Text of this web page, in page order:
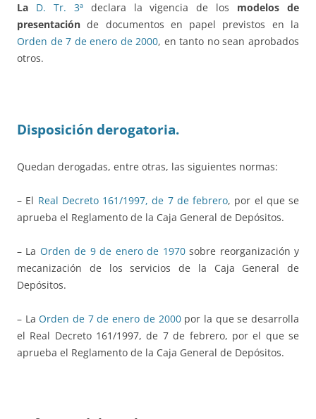
La D. Tr. 3ªdeclara la vigencia de los modelos de
presentación de documentos en papel previstos en la
Orden de 7 de enero de 2000, en tanto no sean aprobados
otros.
Disposición derogatoria.
Quedan derogadas, entre otras, las siguientes normas:
– El Real Decreto 161/1997, de 7 de febrero, por el que se
aprueba el Reglamento de la Caja General de Depósitos.
– La Orden de 9 de enero de 1970sobre reorganización y
mecanización de los servicios de la Caja General de
Depósitos.
– LaOrden de 7 de enero de 2000por la que se desarrolla
el Real Decreto 161/1997, de 7 de febrero, por el que se
aprueba el Reglamento de la Caja General de Depósitos.